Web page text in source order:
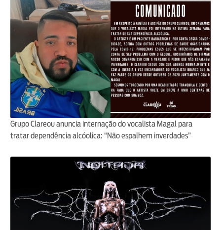
Grupo Clareou anuncia internação do vocalista Magal para
tratar dependência alcóolica: “Não espalhem inverdades”